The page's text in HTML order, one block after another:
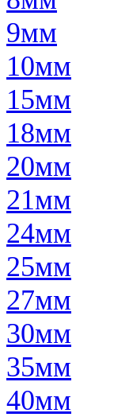
9мм
10мм
15мм
18мм
20мм
21мм
24мм
25мм
27мм
30мм
35мм
40мм